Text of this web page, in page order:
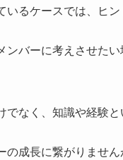
るケースでは、ヒ
バーに考えさせた
なく、知識や経験
成長に繋がりませ